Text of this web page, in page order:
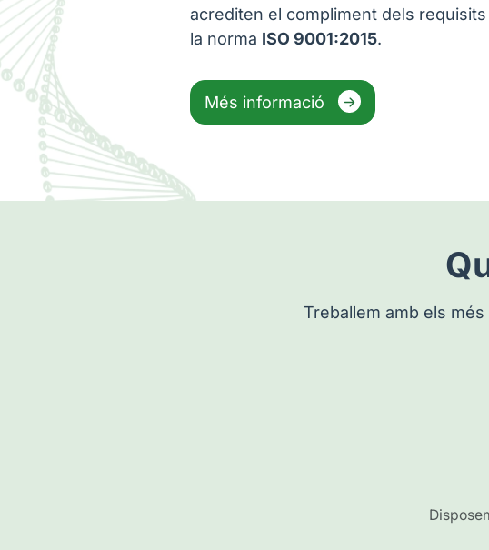
acrediten el compliment dels
la norma ISO 9001:2015.
Més informació
Treballem amb els